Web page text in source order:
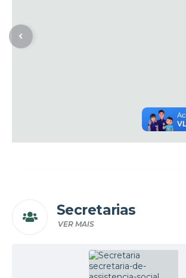
Secretarias
VER MAIS